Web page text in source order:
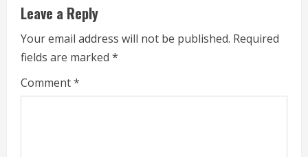
u
e
R
e
Leave a Reply
Your email address will not be published. Required
fields are marked *
Comment*